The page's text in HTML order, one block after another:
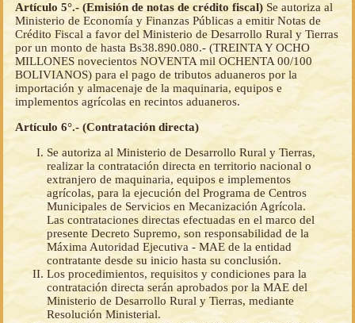
Artículo 5°.- (Emisión de notas de crédito fiscal) Se autoriza al
Ministerio de Economía y Finanzas Públicas a emitir Notas de
Crédito Fiscal a favor del Ministerio de Desarrollo Rural y Tierras
por un monto de hasta Bs38.890.080.- (TREINTA Y OCHO
MILLONES novecientos NOVENTA mil OCHENTA 00/100
BOLIVIANOS) para el pago de tributos aduaneros por la
importación y almacenaje de la maquinaria, equipos e
implementos agrícolas en recintos aduaneros.
Artículo 6°.- (Contratación directa)
Se autoriza al Ministerio de Desarrollo Rural y Tierras,
realizar la contratación directa en territorio nacional o
extranjero de maquinaria, equipos e implementos
agrícolas, para la ejecución del Programa de Centros
Municipales de Servicios en Mecanización Agrícola.
Las contrataciones directas efectuadas en el marco del
presente Decreto Supremo, son responsabilidad de la
Máxima Autoridad Ejecutiva - MAE de la entidad
contratante desde su inicio hasta su conclusión.
Los procedimientos, requisitos y condiciones para la
contratación directa serán aprobados por la MAE del
Ministerio de Desarrollo Rural y Tierras, mediante
Resolución Ministerial.